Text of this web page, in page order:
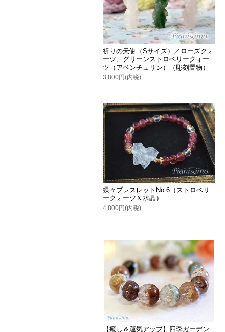
祈りの天使（Sサイズ）／ローズクォ
ーツ、グリーンストロベリークォー
ツ（アベンチュリン）（彫刻置物）
3,800円(内税)
蝶々ブレスレットNo.6（ストロベリ
ークォーツ＆水晶）
4,800円(内税)
【癒し＆運気アップ】四季ガーデン